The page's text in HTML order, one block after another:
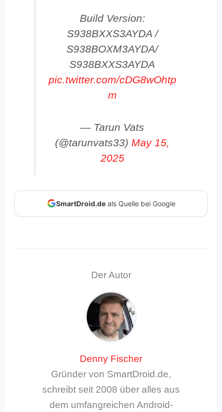
Build Version:
S938BXXS3AYDA /
S938BOXM3AYDA/
S938BXXS3AYDA
pic.twitter.com/cDG8wOhtp
m
— Tarun Vats
(@tarunvats33) May 15,
2025
SmartDroid.deals Quelle bei Google
Der Autor
Denny Fischer
Gründer von SmartDroid.de,
schreibt seit 2008 über alles aus
dem umfangreichen Android-